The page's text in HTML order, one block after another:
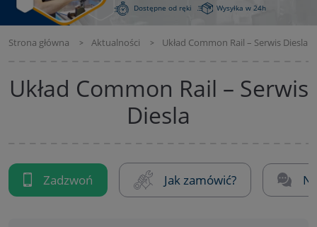
Dostępne od ręki Wysyłka w 24h
Strona główna Aktualności Układ Common Rail – Serwis Diesla
Układ Common Rail – Serwis
Diesla
Zadzwoń Jak zamówić?